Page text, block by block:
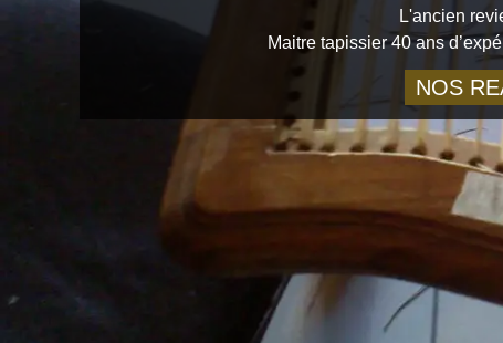
L'ancien
Maitre tapissier 40 ans
NOS